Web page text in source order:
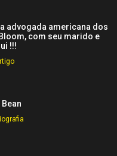
advogada americana dos
com seu marido e
!!!